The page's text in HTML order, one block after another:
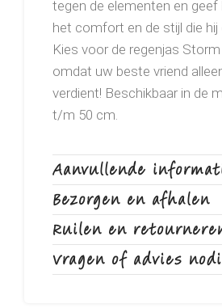
tegen de elementen en
het comfort en de stijl die hij
Kies voor de regenjas
omdat uw beste vriend
verdient! Beschikbaar in de
t/m 50 cm.
Aanvullende
Bezorgen en afhalen
Ruilen en
Vragen of advies